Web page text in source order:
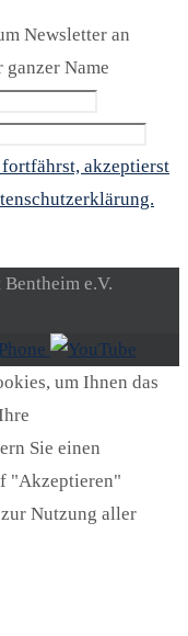
Newsletter an
ganzer Name
akzeptierst
e.V.
um Ihnen das
Sie einen
"Akzeptieren"
Nutzung aller